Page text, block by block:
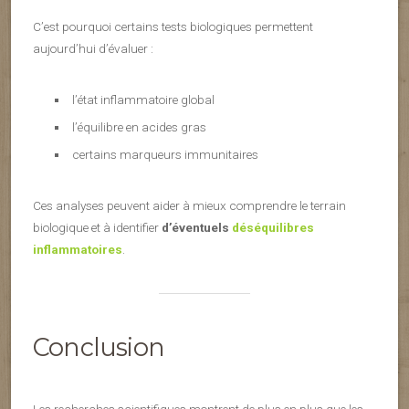
C’est pourquoi certains tests biologiques permettent
aujourd’hui d’évaluer :
l’état inflammatoire global
l’équilibre en acides gras
certains marqueurs immunitaires
Ces analyses peuvent aider à mieux comprendre le terrain
biologique et à identifier d’éventuels déséquilibres
inflammatoires
Conclusion